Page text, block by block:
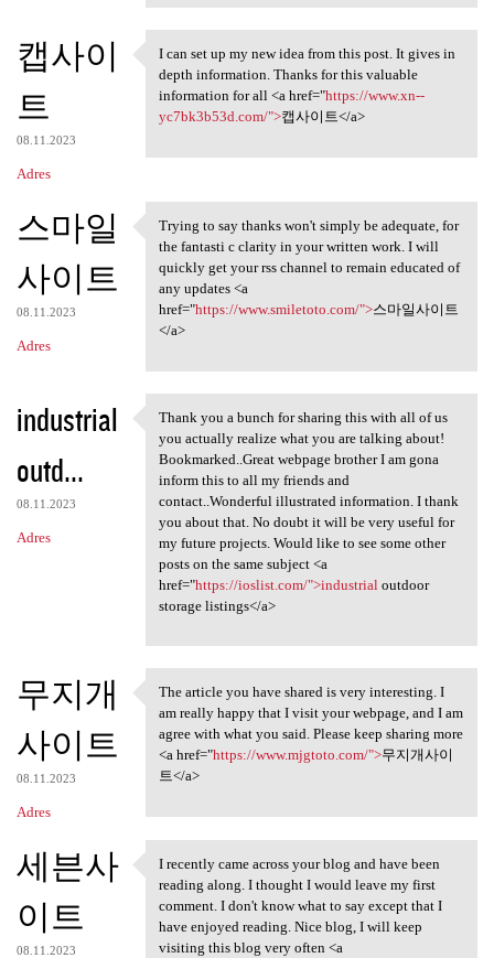
캡사이
트
08.11.2023
Adres
I can set up my new idea from
I can set up my new idea from this post. It gives in
depth information. Thanks for this valuable
information for all <a href="https://www.xn--
yc7bk3b53d.com/">캡사이트</a>
스마일
사이트
08.11.2023
Adres
Trying to say thanks won't
Trying to say thanks won't simply be adequate, for
the fantasti c clarity in your written work. I will
quickly get your rss channel to remain educated of
any updates <a
href="https://www.smiletoto.com/">스마일사이트
</a>
industrial
outd...
08.11.2023
Adres
Thank you a bunch for sharing
Thank you a bunch for sharing this with all of us
you actually realize what you are talking about!
Bookmarked..Great webpage brother I am gona
inform this to all my friends and
contact..Wonderful illustrated information. I thank
you about that. No doubt it will be very useful for
my future projects. Would like to see some other
posts on the same subject <a
href="https://ioslist.com/">industrial outdoor
storage listings</a>
무지개
사이트
08.11.2023
Adres
The article you have shared
The article you have shared is very interesting. I
am really happy that I visit your webpage, and I am
agree with what you said. Please keep sharing more
<a href="https://www.mjgtoto.com/">무지개사이
트</a>
세븐사
이트
08.11.2023
I recently came across your
I recently came across your blog and have been
reading along. I thought I would leave my first
comment. I don't know what to say except that I
have enjoyed reading. Nice blog, I will keep
visiting this blog very often <a